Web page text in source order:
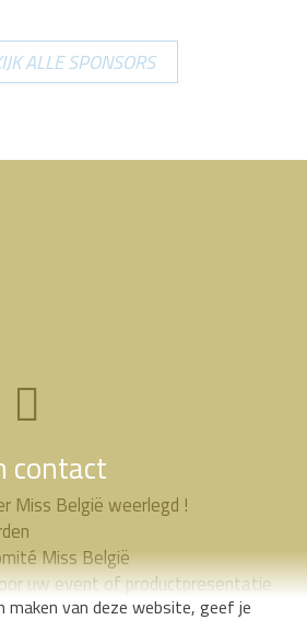
ALLE SPONSORS
contact
Miss België weerlegd !
Miss België
uw event of productpresentatie
maken van deze website, geef je